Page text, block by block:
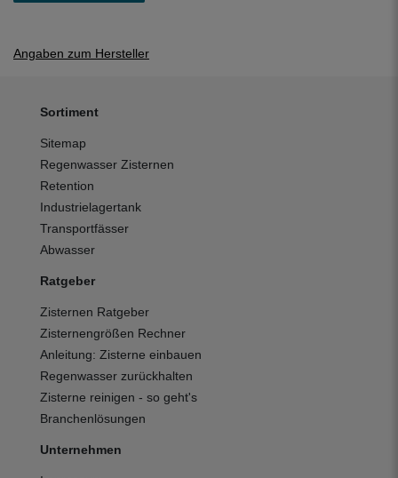
Angaben zum Hersteller
Sortiment
Sitemap
Regenwasser Zisternen
Retention
Industrielagertank
Transportfässer
Abwasser
Ratgeber
Zisternen Ratgeber
Zisternengrößen Rechner
Anleitung: Zisterne einbauen
Regenwasser zurückhalten
Zisterne reinigen - so geht's
Branchenlösungen
Unternehmen